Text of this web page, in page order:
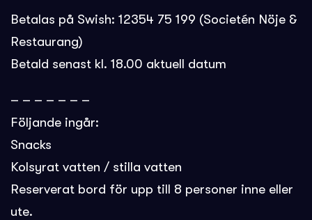
Betalas på Swish: 12354 75 199 (Societén Nöje &
Restaurang)
Betald senast kl. 18.00 aktuell datum
– – – – – – –
Följande ingår:
Snacks
Kolsyrat vatten / stilla vatten
Reserverat bord för upp till 8 personer inne eller
ute.